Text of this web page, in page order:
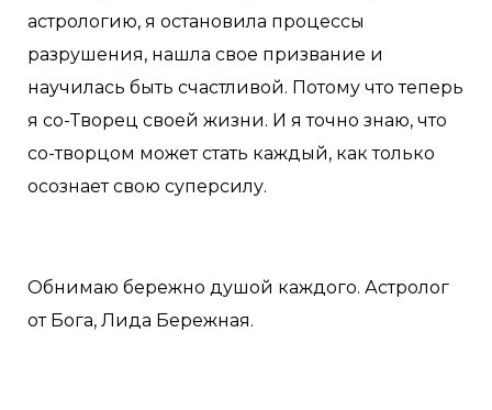
астрологию, я остановила процессы
разрушения, нашла свое призвание и
научилась быть счастливой. Потому что теперь
я со-Творец своей жизни. И я точно знаю, что
со-творцом может стать каждый, как только
осознает свою суперсилу.
Обнимаю бережно душой каждого. Астролог
от Бога, Лида Бережная.